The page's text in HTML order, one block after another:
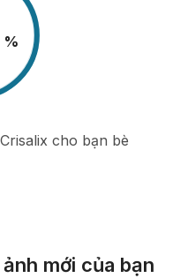
%
cho bạn bè
mới của bạn